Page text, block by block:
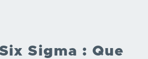
Sigma : Que